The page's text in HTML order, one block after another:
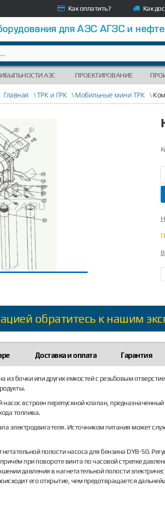
Как оплатить? Как
для АЗС АГЗС и
АЗС ПРОЕКТИРОВАНИЕ
Главная \ТРК и ГРК \Мобильные мини ТРК \
обратитесь к нашим
Доставка и оплата Гарантия
из бочки или других емкостей с резьбовым
встроен перепускной клапан, предназначенный
топлива.
электродвигателя. Источником питания может
полости насоса для бензина DYB-50.
при повороте винта по часовой стрелке
давления в нагнетательной полости
его открытие, чем предотвращается